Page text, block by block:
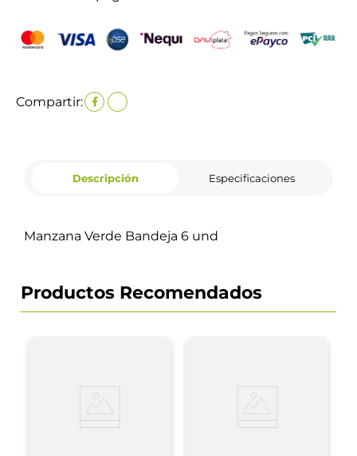
Compartir:
Descripción Especificaciones
Manzana Verde Bandeja 6 und
Productos Recomendados